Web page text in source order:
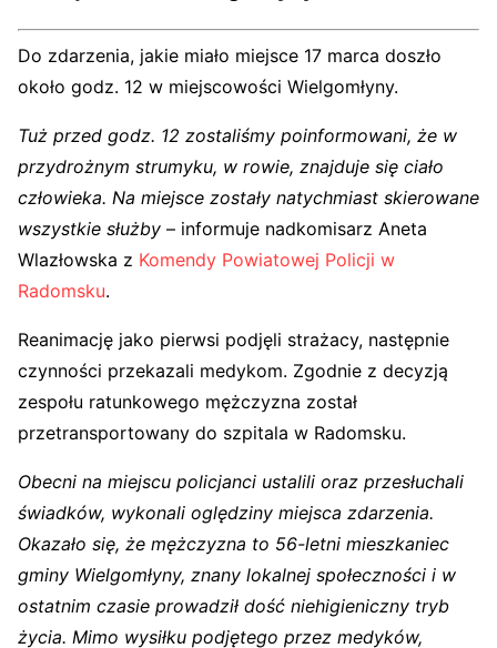
Do zdarzenia, jakie miało miejsce 17 marca doszło
około godz. 12 w miejscowości Wielgomłyny.
Tuż przed godz. 12 zostaliśmy poinformowani, że w
przydrożnym strumyku, w rowie, znajduje się ciało
człowieka. Na miejsce zostały natychmiast skierowane
wszystkie służby – informuje nadkomisarz Aneta
Wlazłowska z Komendy Powiatowej Policji w
Radomsku.
Reanimację jako pierwsi podjęli strażacy, następnie
czynności przekazali medykom. Zgodnie z decyzją
zespołu ratunkowego mężczyzna został
przetransportowany do szpitala w Radomsku.
Obecni na miejscu policjanci ustalili oraz przesłuchali
świadków, wykonali oględziny miejsca zdarzenia.
Okazało się, że mężczyzna to 56-letni mieszkaniec
gminy Wielgomłyny, znany lokalnej społeczności i w
ostatnim czasie prowadził dość niehigieniczny tryb
życia. Mimo wysiłku podjętego przez medyków,